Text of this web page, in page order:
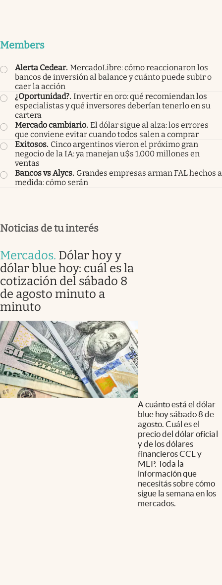
Members
Alerta Cedear. MercadoLibre: cómo reaccionaron los
bancos de inversión al balance y cuánto puede subir o
caer la acción
¿Oportunidad?. Invertir en oro: qué recomiendan los
especialistas y qué inversores deberían tenerlo en su
cartera
Mercado cambiario. El dólar sigue al alza: los errores
que conviene evitar cuando todos salen a comprar
Exitosos. Cinco argentinos vieron el próximo gran
negocio de la IA: ya manejan u$s 1.000 millones en
ventas
Bancos vs Alycs. Grandes empresas arman FAL hechos a
medida: cómo serán
Noticias de tu interés
Mercados. Dólar hoy y
dólar blue hoy: cuál es la
cotización del sábado 8
de agosto minuto a
minuto
A cuánto está el dólar
blue hoy sábado 8 de
agosto. Cuál es el
precio del dólar oficial
y de los dólares
financieros CCL y
MEP. Toda la
información que
necesitás sobre cómo
sigue la semana en los
mercados.